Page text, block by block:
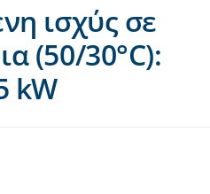
ισχύς σε
(50/30°C):
kW